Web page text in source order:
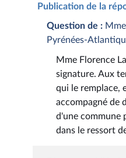
Publication de la
Question de :
Pyrénées-
Mme Florence
signature. Aux
qui le remplace,
accompagné de
d'une commune
dans le ressort